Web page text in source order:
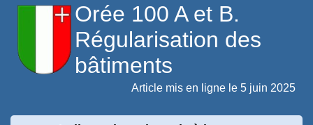
Orée 100 A et B.
Régularisation des
bâtiments
Article mis en ligne le 5 juin 2025